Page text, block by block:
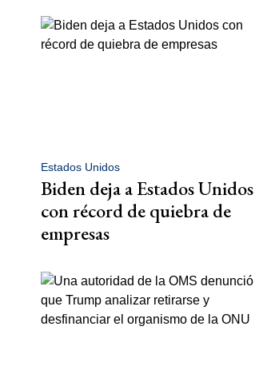
Estados Unidos
Biden deja a Estados Unidos
con récord de quiebra de
empresas